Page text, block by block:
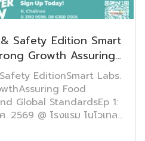
Safety Edition Smart
Growth Assuring
and Global
EditionSmart Labs.
Food
Global StandardsEp 1:
@ โรงแรม โนโวเทล
เตอร์ จ. ระยองใน